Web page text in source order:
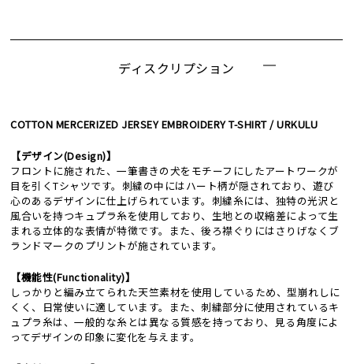
ディスクリプション
COTTON MERCERIZED JERSEY EMBROIDERY T-SHIRT / URKULU
【デザイン(Design)】
フロントに施された、一筆書きの犬をモチーフにしたアートワークが
目を引くTシャツです。刺繍の中にはハート柄が隠されており、遊び
心のあるデザインに仕上げられています。刺繍糸には、独特の光沢と
風合いを持つキュプラ糸を使用しており、生地との収縮差によって生
まれる立体的な表情が特徴です。また、後ろ襟ぐりにはさりげなくブ
ランドマークのプリントが施されています。
【機能性(Functionality)】
しっかりと編み立てられた天竺素材を使用しているため、型崩れしに
くく、日常使いに適しています。また、刺繍部分に使用されているキ
ュプラ糸は、一般的な糸とは異なる質感を持っており、見る角度によ
ってデザインの印象に変化を与えます。